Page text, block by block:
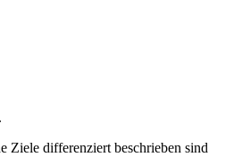
Ziele differenziert beschrieben sind